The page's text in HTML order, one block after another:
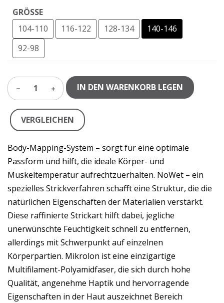
GRÖSSE
104-110
116-122 128-134
140-146
92-98
1 IN DEN WARENKORB LEGEN
VERGLEICHEN
Body-Mapping-System – sorgt für eine optimale
Passform und hilft, die ideale Körper- und
Muskeltemperatur aufrechtzuerhalten. NoWet – ein
spezielles Strickverfahren schafft eine Struktur, die die
natürlichen Eigenschaften der Materialien verstärkt.
Diese raffinierte Strickart hilft dabei, jegliche
unerwünschte Feuchtigkeit schnell zu entfernen,
allerdings mit Schwerpunkt auf einzelnen
Körperpartien. Mikrolon ist eine einzigartige
Multifilament-Polyamidfaser, die sich durch hohe
Qualität, angenehme Haptik und hervorragende
Eigenschaften in der Haut auszeichnet Bereich